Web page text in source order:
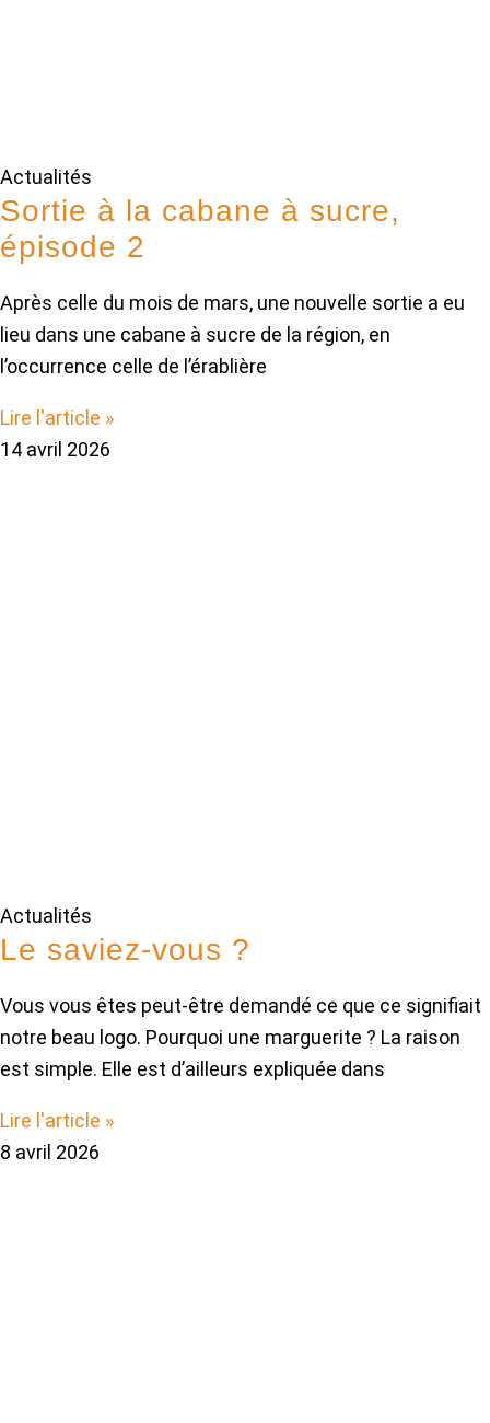
Actualités
Sortie à la cabane à sucre,
épisode 2
Après celle du mois de mars, une nouvelle sortie a eu
lieu dans une cabane à sucre de la région, en
l’occurrence celle de l’érablière
Lire l'article »
14 avril 2026
Actualités
Le saviez-vous ?
Vous vous êtes peut-être demandé ce que ce signifiait
notre beau logo. Pourquoi une marguerite ? La raison
est simple. Elle est d’ailleurs expliquée dans
Lire l'article »
8 avril 2026